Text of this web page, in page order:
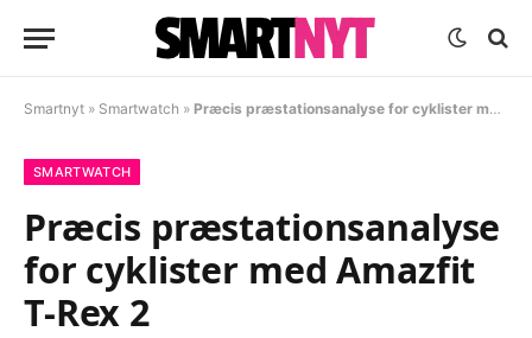
Smartnyt » Smartwatch » Præcis præstationsanalyse for cyklister med Amazfit T-Rex 2
SMARTWATCH
Præcis præstationsanalyse
for cyklister med Amazfit
T-Rex 2